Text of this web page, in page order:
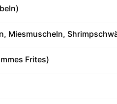
Miesmuscheln,
Frites)